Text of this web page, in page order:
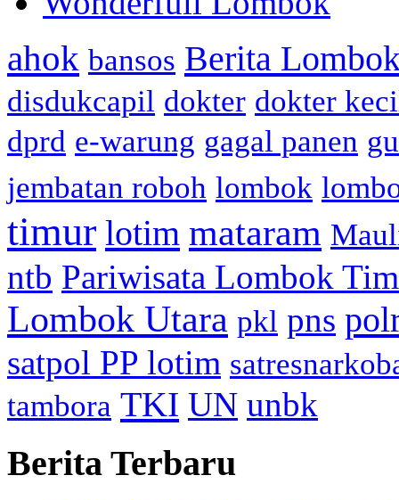
ahok bansos Berita
disdukcapil dokter dokter
dprd e-warung gagal panen
jembatan roboh lombok
timur lotim mataram
ntb Pariwisata Lombok
Lombok Utara pkl pns
satpol PP lotim
tambora TKI UN unbk
Berita Terbaru